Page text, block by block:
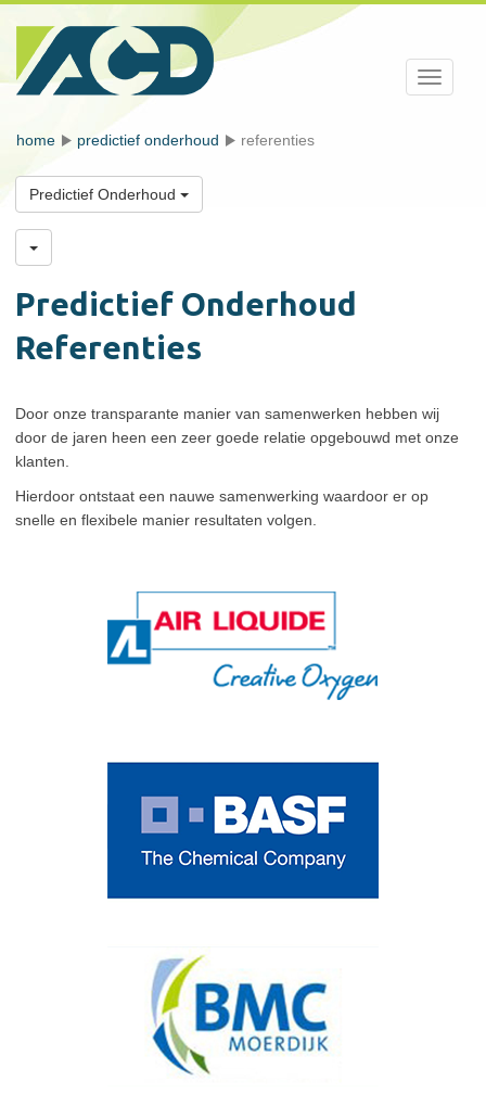
Toggle
home predictief onderhoud referenties
Predictief Onderhoud
Predictief Onderhoud
Referenties
Door onze transparante manier van samenwerken hebben wij
door de jaren heen een zeer goede relatie opgebouwd met onze
klanten.
Hierdoor ontstaat een nauwe samenwerking waardoor er op
snelle en flexibele manier resultaten volgen.